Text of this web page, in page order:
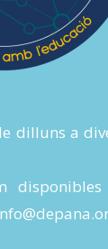
dilluns a
disponibles